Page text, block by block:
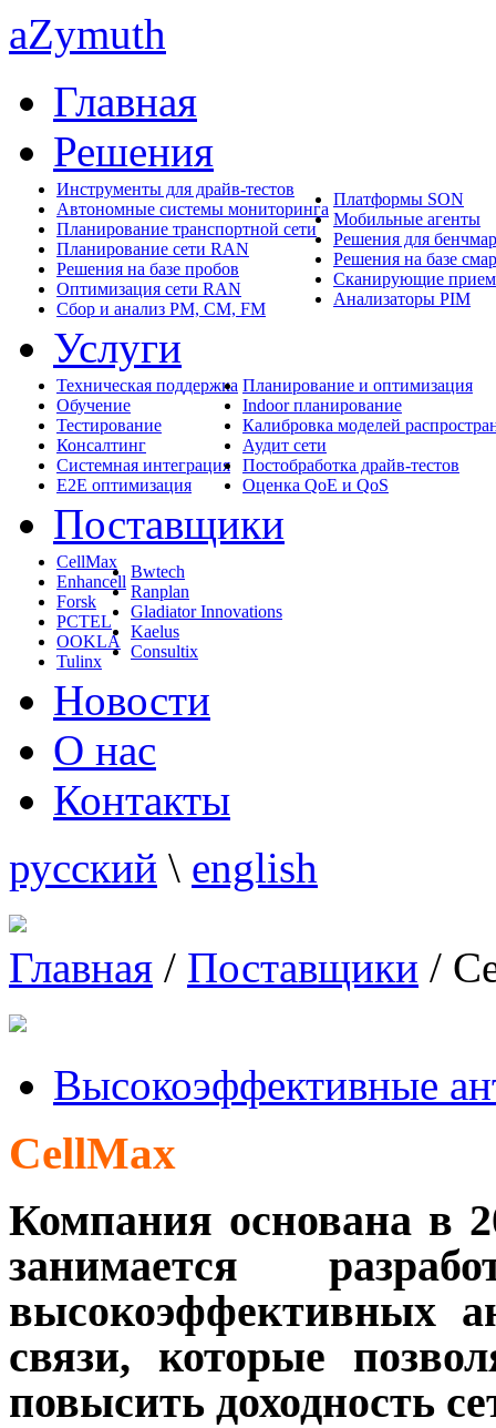
aZymuth
Главная
Решения
Инструменты для драйв-тестов
Автономные системы мониторинга
Планирование транспортной сети
Планирование сети RAN
Решения на базе пробов
Оптимизация сети RAN
Сбор и анализ PM, CM, FM
Платформы SON
Мобильные агенты
Решения для
Решения на базе
Сканирующие
Анализаторы PIM
Услуги
Техническая поддержка
Обучение
Тестирование
Консалтинг
Системная интеграция
E2E оптимизация
Планирование и оптимизация
Indoor планирование
Калибровка моделей
Аудит сети
Постобработка драйв-тестов
Оценка QoE и QoS
Поставщики
CellMax
Enhancell
Forsk
PCTEL
OOKLA
Tulinx
Bwtech
Ranplan
Gladiator Innovations
Kaelus
Consultix
Новости
О нас
Контакты
русский \ english
Главная / Поставщики /
Высокоэффективные
CellMax
Компания основана в
занимается
высокоэффективных
связи, которые
повысить доходность